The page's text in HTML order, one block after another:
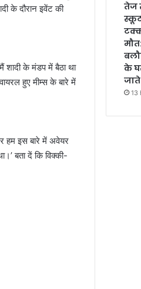
के दौरान इवेंट की
शादी के मंडप में बैठा था
हुए मीम्स के बारे में
हम इस बारे में अवेयर
बता दें कि विक्की-
तेज
के
13